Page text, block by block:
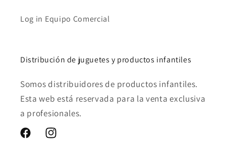
Log in Equipo Comercial
Distribución de juguetes y productos infantiles
Somos distribuidores de productos infantiles.
Esta web está reservada para la venta exclusiva
a profesionales.
FacebookInstagram